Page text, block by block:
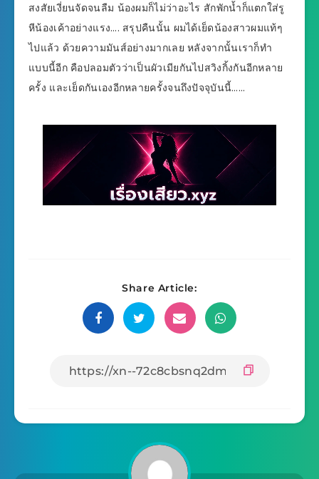
สงสัยเงี่ยนจัดจนลืม น้องผมก็ไม่ว่าอะไร สักพักน้ำก็แตกใส่รู
หีน้องเค้าอย่างแรง…. สรุปคืนนั้น ผมได้เย็ดน้องสาวผมแท้ๆ
ไปแล้ว ด้วยความมันส์อย่างมากเลย หลังจากนั้นเราก็ทำ
แบบนี้อีก คือปลอมตัวว่าเป็นผัวเมียกันไปสวิงกิ้งกันอีกหลาย
ครั้ง และเย็ดกันเองอีกหลายครั้งจนถึงปัจจุบันนี้……
Share Article: